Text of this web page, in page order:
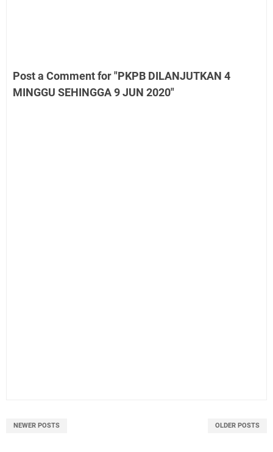
Post a Comment for "PKPB DILANJUTKAN 4
MINGGU SEHINGGA 9 JUN 2020"
NEWER POSTS OLDER POSTS